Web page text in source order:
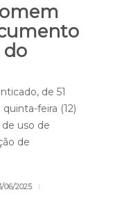
do
de 51
feira (12)
uso de
de
06/2025